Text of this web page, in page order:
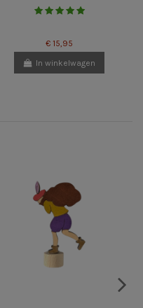
€ 15,95
In winkelwagen